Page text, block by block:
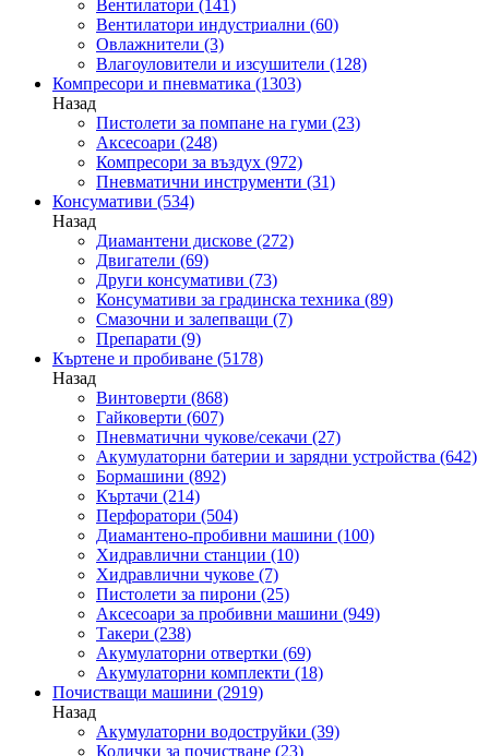
Вентилатори (141)
Вентилатори индустриални (60)
Овлажнители (3)
Влагоуловители и изсушители (128)
Компресори и пневматика (1303)
Назад
Пистолети за помпане на гуми (23)
Аксесоари (248)
Компресори за въздух (972)
Пневматични инструменти (31)
Консумативи (534)
Назад
Диамантени дискове (272)
Двигатели (69)
Други консумативи (73)
Консумативи за градинска техника (89)
Смазочни и залепващи (7)
Препарати (9)
Къртене и пробиване (5178)
Назад
Винтоверти (868)
Гайковерти (607)
Пневматични чукове/секачи (27)
Акумулаторни батерии и зарядни устройства (642)
Бормашини (892)
Къртачи (214)
Перфоратори (504)
Диамантено-пробивни машини (100)
Хидравлични станции (10)
Хидравлични чукове (7)
Пистолети за пирони (25)
Аксесоари за пробивни машини (949)
Такери (238)
Акумулаторни отвертки (69)
Акумулаторни комплекти (18)
Почистващи машини (2919)
Назад
Акумулаторни водоструйки (39)
Колички за почистване (23)